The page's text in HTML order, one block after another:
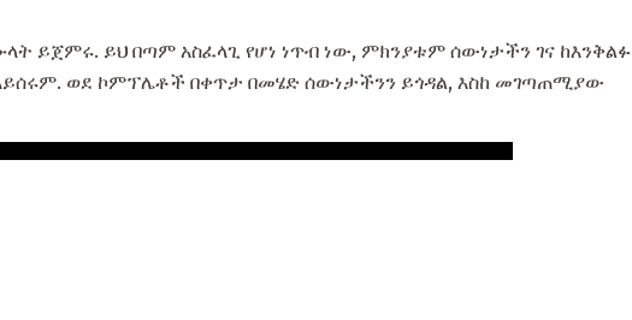
ይጀምሩ. ይህ በጣም አስፈላጊ የሆነ ነጥብ ነው, ምክንያቱም ሰውነታችን ገና ከእንቅልፉ
ወደ ኮምፕሌቶች በቀጥታ በመሄድ ሰውነታችንን ይጎዳል, እስከ መገጣጠሚያው